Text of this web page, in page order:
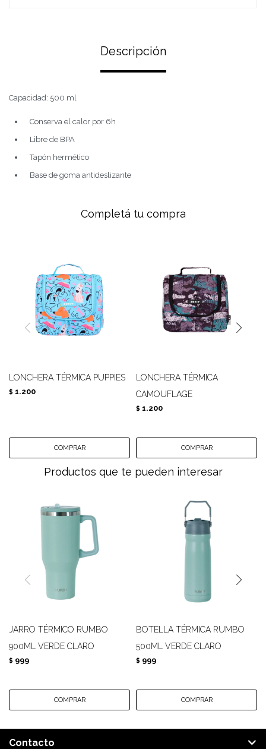
Descripción
Capacidad: 500 ml
Conserva el calor por 6h
Libre de BPA
Tapón hermético
Base de goma antideslizante
Completá tu compra
LONCHERA TÉRMICA PUPPIES
$ 1.200
LONCHERA TÉRMICA
CAMOUFLAGE
$ 1.200
Productos que te pueden interesar
JARRO TÉRMICO RUMBO
900ML VERDE CLARO
$ 999
BOTELLA TÉRMICA RUMBO
500ML VERDE CLARO
$ 999
Contacto